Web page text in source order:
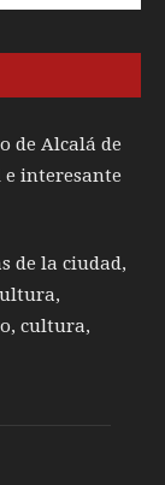
de Alcalá de
interesante
de la ciudad,
cultura,